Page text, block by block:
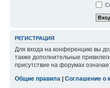
РЕГИСТРАЦИЯ
Для входа на конференцию вы
также дополнительные
присутствие на форумах
Общие правила
Соглашение о